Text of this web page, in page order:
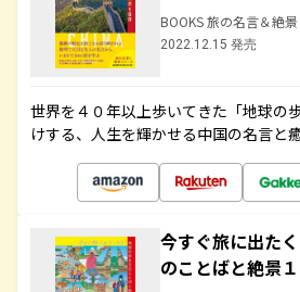
BOOKS 旅の名言＆絶景
2022.12.15 発売
世界を４０年以上歩いてきた「地球の
けする、人生を輝かせる中国の名言と
今すぐ旅に出た
のことばと絶景